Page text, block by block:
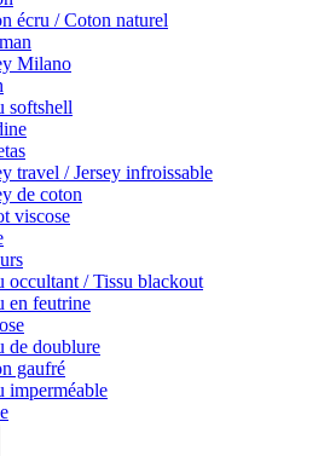
écru / Coton naturel
Milano
softshell
travel / Jersey infroissable
de coton
viscose
occultant / Tissu blackout
en feutrine
de doublure
gaufré
imperméable